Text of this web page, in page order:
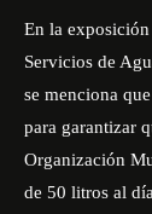
En la
Servicios de
se menciona
para garantizar
Organización
de 50 litros al